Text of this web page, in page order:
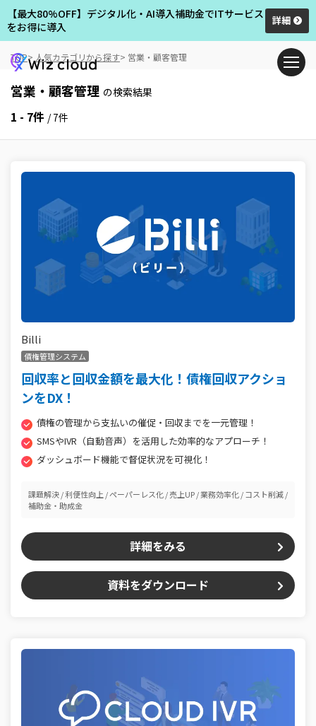
【最大80%OFF】デジタル化・AI導入補助金でITサービス
をお得に導入
詳細
TOP 人気カテゴリから探す 営業・顧客管理
営業・顧客管理 の検索結果
1 - 7件 / 7件
Billi
債権管理システム
回収率と回収金額を最大化！債権回収アクショ
ンをDX！
債権の管理から支払いの催促・回収までを一元管理！
SMSやIVR（自動音声）を活用した効率的なアプローチ！
ダッシュボード機能で督促状況を可視化！
課題解決 利便性向上 ペーパーレス化 売上UP 業務効率化 コスト削減
補助金・助成金
詳細をみる
資料をダウンロード